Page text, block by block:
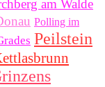
am Walde
Polling im
Peilstein